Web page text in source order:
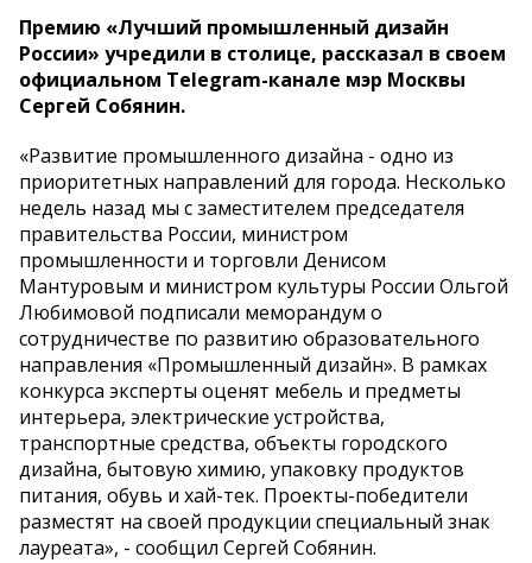
Премию «Лучший промышленный дизайн
России» учредили в столице, рассказал в своем
официальном Telegram-канале мэр Москвы
Сергей Собянин.
«Развитие промышленного дизайна - одно из
приоритетных направлений для города. Несколько
недель назад мы с заместителем председателя
правительства России, министром
промышленности и торговли Денисом
Мантуровым и министром культуры России Ольгой
Любимовой подписали меморандум о
сотрудничестве по развитию образовательного
направления «Промышленный дизайн». В рамках
конкурса эксперты оценят мебель и предметы
интерьера, электрические устройства,
транспортные средства, объекты городского
дизайна, бытовую химию, упаковку продуктов
питания, обувь и хай-тек. Проекты-победители
разместят на своей продукции специальный знак
лауреата», - сообщил Сергей Собянин.